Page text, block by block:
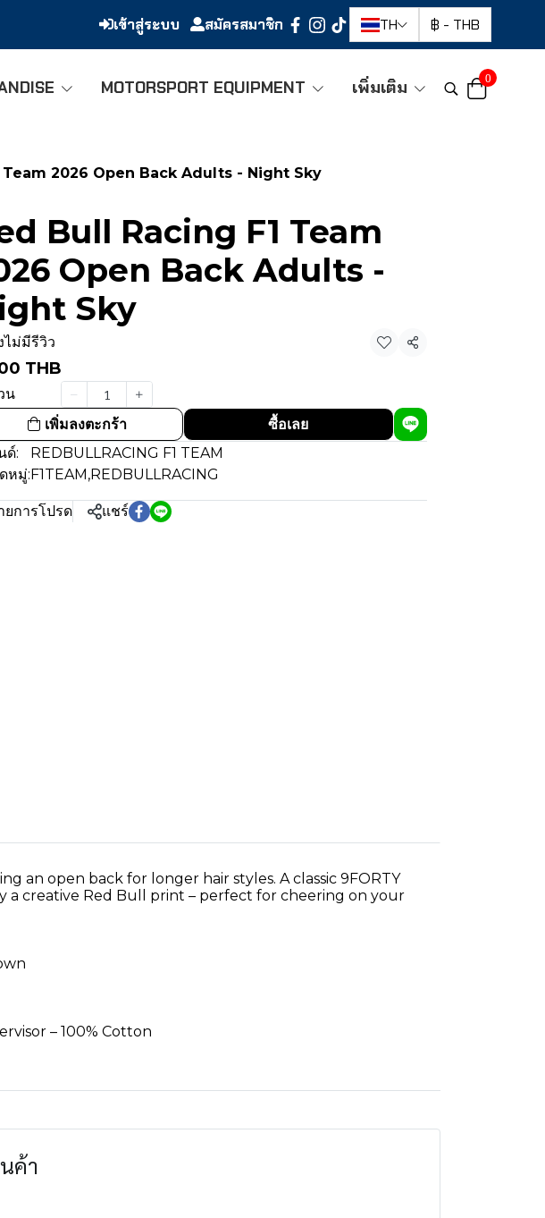
เข้าสู่ระบบ สมัครสมาชิก TH ฿ - THB
MOTORSPORT EQUIPMENT เพิ่มเติม 0
Team 2026 Open Back Adults - Night Sky
Bull Racing F1 Team
Open Back Adults -
Sky
ไม่มีรีวิว แชร์
THB
น
เพิ่มลงตะกร้า
ซื้อเลย
ด์:
REDBULLRACING F1 TEAM
หมู่:F1TEAM,REDBULLRACING
ยการโปรด แชร์
an open back for longer hair styles. A classic 9FORTY
a creative Red Bull print – perfect for cheering on your
– 100% Cotton
ค้า